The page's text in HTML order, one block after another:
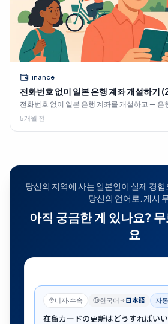
Finance
전화번호 없이 일본 은행 계좌 개설하기
전화번호 없이 일본 은행 계좌를 개설하고 — 은
해 설명합니다.
5개월 전
당신의 지역에 사는 일본인이 실제 경
당신의 언어로. 게시
아직 궁금한 게 있나요?
요
재류카드는 어떻게 갱신하나요?
비자·수속 한국어 日本語 자
在留カードの更新はどうすればいい